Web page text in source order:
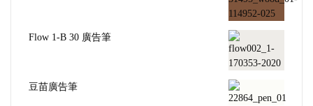
Flow 1-B 30 廣告筆
豆苗廣告筆